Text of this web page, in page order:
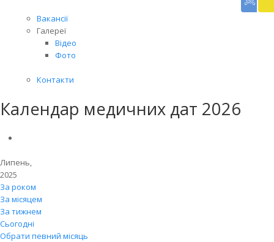
Вакансії
Галереї
Відео
Фото
Контакти
Календар медичних дат 2026
Липень,
2025
За роком
За місяцем
За тижнем
Сьогодні
Обрати певний місяць